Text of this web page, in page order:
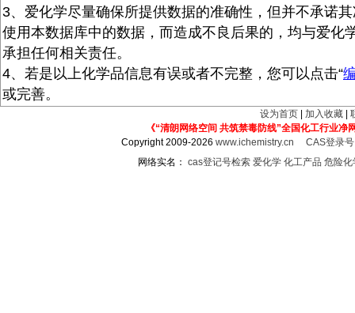
3、爱化学尽量确保所提供数据的准确性，但并不承诺
使用本数据库中的数据，而造成不良后果的，均与爱化
承担任何相关责任。
4、若是以上化学品信息有误或者不完整，您可以点击“
或完善。
设为首页 加入收藏
《“清朗网络空间 共筑禁毒防线”全国化工行业净
Copyright 2009-2026www.ichemistry.cn
CAS登录
网络实名： cas登记号检索 爱化学 化工产品 危险化